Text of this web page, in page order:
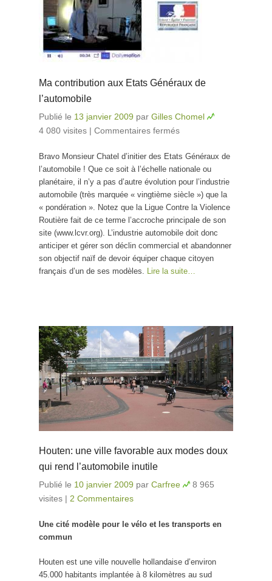
Ma contribution aux Etats Généraux de
l’automobile
Publié le 13 janvier 2009 par Gilles Chomel
4 080 visites | Commentaires fermés
Etats Généraux
de l’automobile
Bravo Monsieur Chatel d’initier des Etats Généraux de
l’automobile ! Que ce soit à l’échelle nationale ou
planétaire, il n’y a pas d’autre évolution pour l’industrie
automobile (très marquée « vingtième siècle ») que la
« pondération ». Notez que la Ligue Contre la Violence
Routière fait de ce terme l’accroche principale de son
site (www.lcvr.org). L’industrie automobile doit donc
anticiper et gérer son déclin commercial et abandonner
son objectif naïf de devoir équiper chaque citoyen
français d’un de ses modèles.
Lire la suite…
Houten: une ville favorable aux modes doux
qui rend l’automobile inutile
Publié le 10 janvier 2009 par Carfree
8 965
visites | 2 Commentaires
Une cité modèle pour le vélo et les transports en
commun
Houten est une ville nouvelle hollandaise d’environ
45.000 habitants implantée à 8 kilomètres au sud